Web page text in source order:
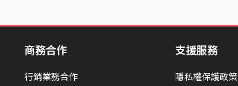
商務合作
行銷業務合作
支援服務
隱私權保護政策